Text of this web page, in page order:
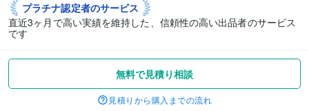
プラチナ認定者のサービス
直近3ヶ月で高い実績を維持した、信頼性の高い出品者のサービス
です
無料で見積り相談
見積りから購入までの流れ